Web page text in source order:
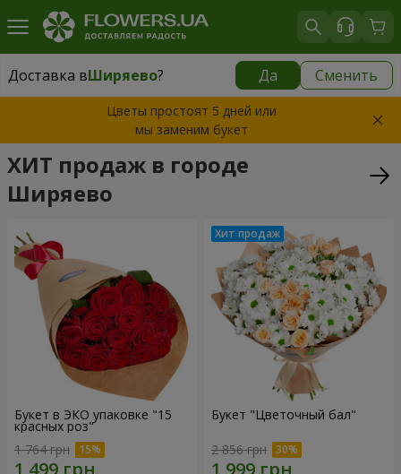
Доставка вШиряево? Да Сменить
Доставка вШиряево|
Цветы простоят 5 дней или
мы заменим букет
ХИТ продаж в городе
Ширяево
Букет в ЭКО упаковке "15
красных роз"
1 764 грн
Букет "Цветочный бал"
2 856 грн